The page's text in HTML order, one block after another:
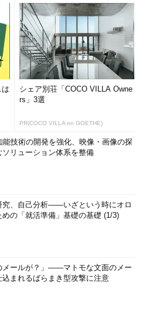
シェア別荘「COCO VILLA Owne
rs」3選
PR(COCO VILLA on GOETHE)
能技術の開発を強化、映像・画像の探
ソリューション体系を整備
究、自己分析――いざという時にオロ
めの「就活準備」基礎の基礎 (1/3)
メールが？」――マトモな文面のメー
込まれるばらまき型攻撃に注意